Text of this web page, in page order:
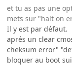
et tu as pas une
mets sur "halt on
Il y est par défaut.
aprés un clear
cheksum error"
bloquer au boot